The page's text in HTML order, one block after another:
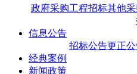
政府采购工程招标其他
信息公告
招标公告更正
经典案例
新闻政策